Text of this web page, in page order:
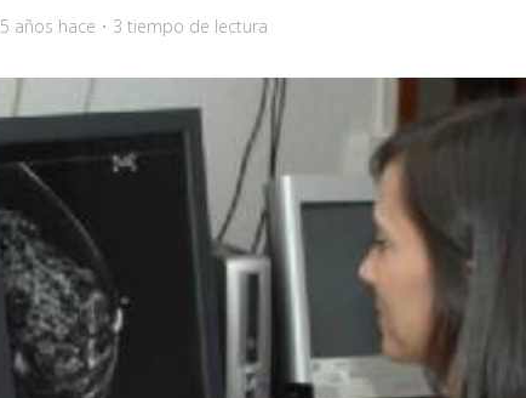
5 años hace 3 tiempo de lectura